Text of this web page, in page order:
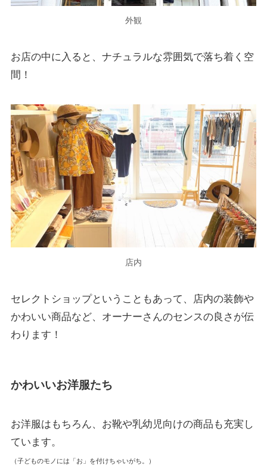
外観
お店の中に入ると、ナチュラルな雰囲気で落ち着く空
間！
店内
セレクトショップということもあって、店内の装飾や
かわいい商品など、オーナーさんのセンスの良さが伝
わります！
かわいいお洋服たち
お洋服はもちろん、お靴や乳幼児向けの商品も充実し
ています。
（子どものモノには「お」を付けちゃいがち。）